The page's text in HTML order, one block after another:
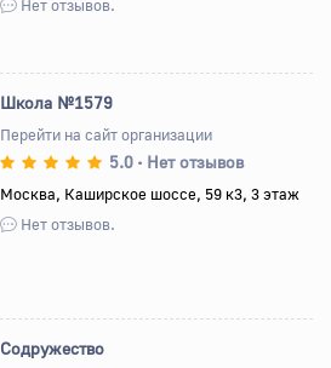
Нет отзывов.
Школа №1579
Перейти на сайт организации
5.0 • Нет отзывов
Москва, Каширское шоссе, 59 к3, 3 этаж
Нет отзывов.
Содружество